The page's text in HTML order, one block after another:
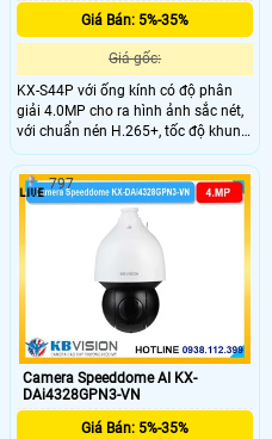
Giá Bán: 5%-35%
Giá gốc:
KX-S44P với ống kính có độ phân
giải 4.0MP cho ra hình ảnh sắc nét,
với chuẩn nén H.265+, tốc độ khung
hình 25/30fps, trang bị đèn Led giúp
nhìn hình ảnh có màu vào ban đêm
với khoảng cách 30m, trang bị tính
năng thông minh bảo vệ vành đai,
phát hiện con người và phương tiện
Camera Speeddome AI KX-
DAi4328GPN3-VN
Giá Bán: 5%-35%
797